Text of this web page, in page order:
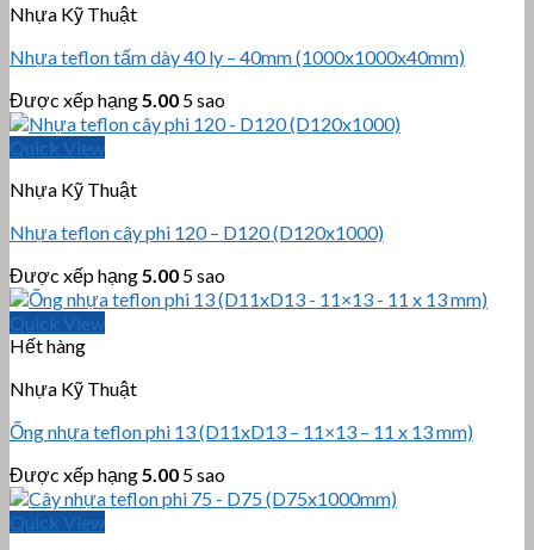
Nhựa Kỹ Thuật
Nhựa teflon tấm dày 40 ly – 40mm (1000x1000x40mm)
Được xếp hạng 5.00 5 sao
Quick View
Nhựa Kỹ Thuật
Nhựa teflon cây phi 120 – D120 (D120x1000)
Được xếp hạng 5.00 5 sao
Quick View
Hết hàng
Nhựa Kỹ Thuật
Ống nhựa teflon phi 13 (D11xD13 – 11×13 – 11 x 13 mm)
Được xếp hạng 5.00 5 sao
Quick View